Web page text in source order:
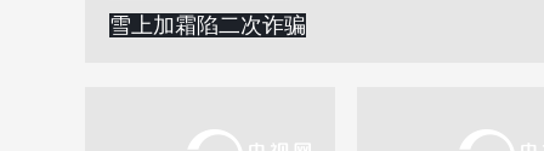
雪上加霜陷二次诈骗